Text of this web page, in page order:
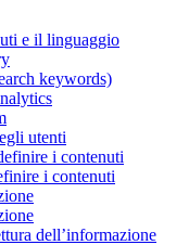
e il linguaggio
keywords)
utenti
i contenuti
i contenuti
dell’informazione